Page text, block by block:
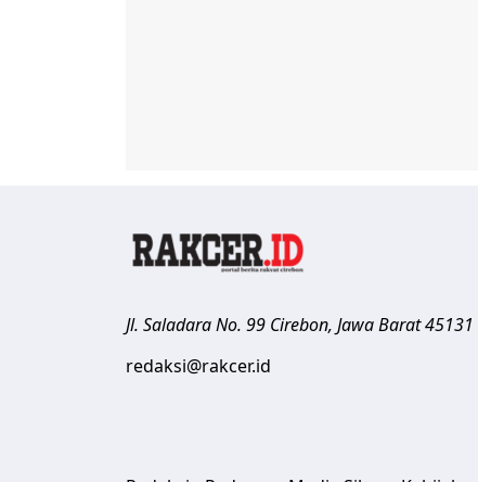
Jl. Saladara No. 99 Cirebon, Jawa Barat45131
redaksi@rakcer.id